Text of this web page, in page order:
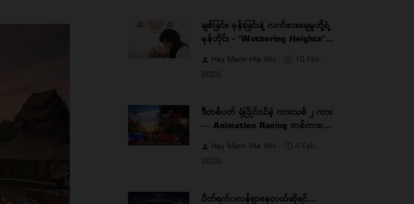
ချစ်ခြင်း၊ မုန်းခြင်းနဲ့ လက်စားချေမှုတို့ရဲ့
မုန်တိုင်း - "Wuthering Heights"
Hay Mann Hla Win
10 Feb,
2026
ဒီတစ်ပတ် ရုံပြိုင်ဝင်မဲ့ ကားသစ် ၂ ကား
— Animation Racing တစ်ကား၊
Hay Mann Hla Win
4 Feb,
2026
ပိတ်ရက်ပလန်ရှာနေတယ်ဆိုရင်…